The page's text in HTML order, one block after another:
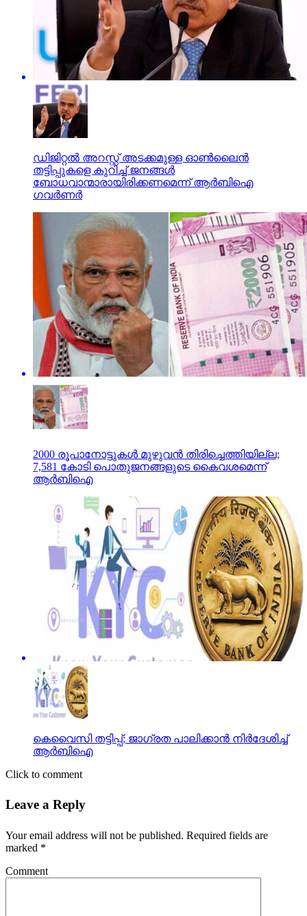
ഡിജിറ്റല്‍ അറസ്റ്റ് അടക്കമുള്ള ഓണ്‍ലൈന്‍
തട്ടിപ്പുകളെ കുറിച്ച് ജനങ്ങള്‍
ബോധവാന്മാരായിരിക്കണമെന്ന് ആര്‍ബിഐ
ഗവര്‍ണര്‍
2000 രൂപാനോട്ടുകൾ മുഴുവൻ തിരിച്ചെത്തിയില്ല;
7,581 കോടി പൊതുജനങ്ങളുടെ കൈവശമെന്ന്
ആർബിഐ
കെവൈസി തട്ടിപ്പ്; ജാഗ്രത പാലിക്കാൻ നിര്‍ദേശിച്ച്‌
ആര്‍ബിഐ
Click to comment
Leave a Reply
Your email address will not be published. Required fields are
marked *
Comment